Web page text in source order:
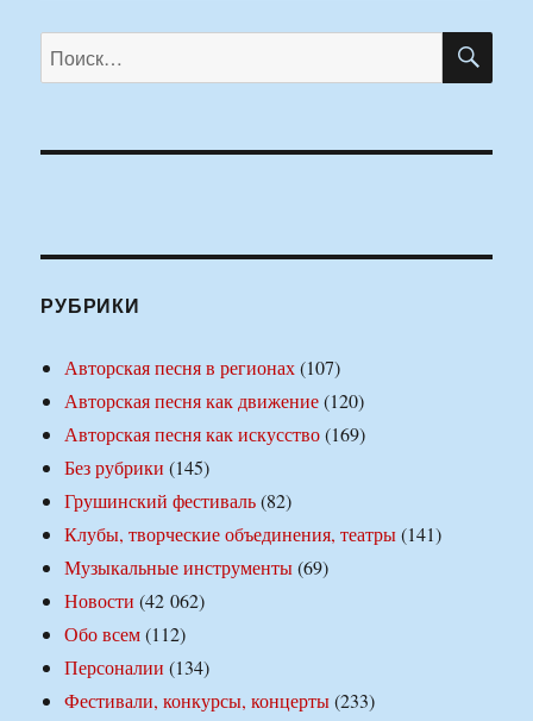
Искать:
РУБРИКИ
Авторская песня в регионах(107)
Авторская песня как движение(120)
Авторская песня как искусство(169)
Без рубрики (145)
Грушинский фестиваль(82)
Клубы, творческие объединения, театры(141)
Музыкальные инструменты(69)
Новости (42 062)
Обо всем(112)
Персоналии (134)
Фестивали, конкурсы, концерты(233)